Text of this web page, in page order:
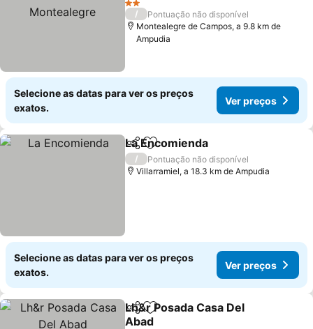
2 Estrelas
/
Pontuação não disponível
Montealegre de Campos, a 9.8 km de
Ampudia
Selecione as datas para ver os preços
exatos.
Ver preços
PartilharAdicionar aos favoritos
La Encomienda
/
Pontuação não disponível
Villarramiel, a 18.3 km de Ampudia
Selecione as datas para ver os preços
exatos.
Ver preços
PartilharAdicionar aos favoritos
Lh&r Posada Casa Del
Abad